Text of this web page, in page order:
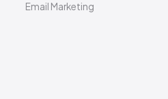
Email Marketing